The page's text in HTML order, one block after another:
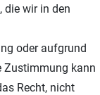
die wir in den
oder aufgrund
Zustimmung kann
Recht, nicht